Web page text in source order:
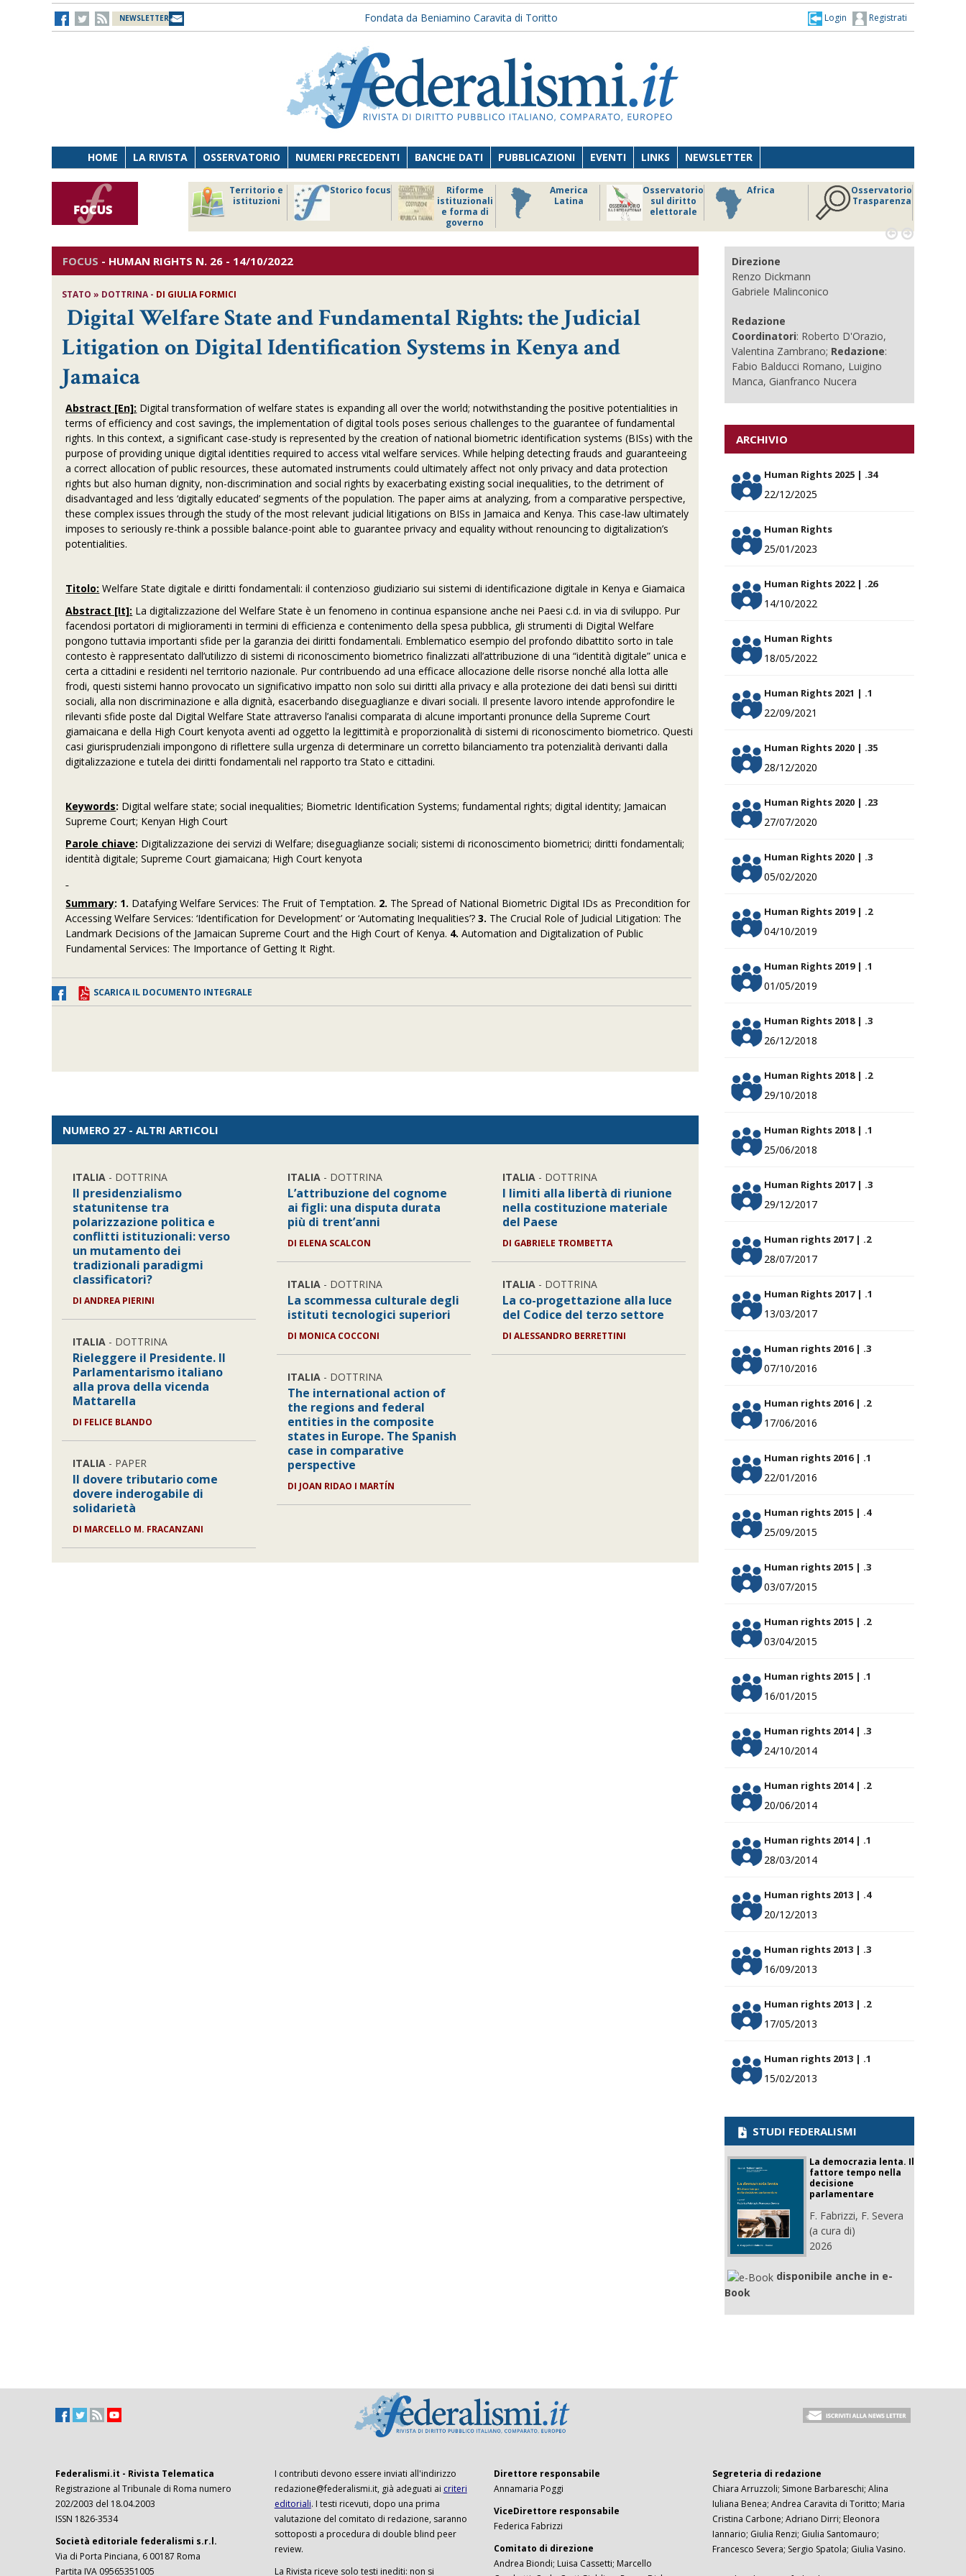
NEWSLETTER Fondata da Beniamino Caravita di Toritto Registrati
Login
HOME LA RIVISTA OSSERVATORIO NUMERI PRECEDENTI BANCHE DATI PUBBLICAZIONI EVENTI LINKS NEWSLETTER
Territorio e
istituzioni
Storico focus
Riforme
istituzionali
e forma di
governo
America
Latina
Osservatorio
sul diritto
elettorale
Africa
Osservatorio
Trasparenza
 
FOCUS - HUMAN RIGHTS N. 26 - 14/10/2022
STATO » DOTTRINA - DI GIULIA FORMICI
Digital Welfare State and Fundamental Rights: the Judicial
Litigation on Digital Identification Systems in Kenya and
Jamaica
Abstract [En]: Digital transformation of welfare states is expanding all over the world; notwithstanding the positive potentialities in
terms of efficiency and cost savings, the implementation of digital tools poses serious challenges to the guarantee of fundamental
rights. In this context, a significant case-study is represented by the creation of national biometric identification systems (BISs) with the
purpose of providing unique digital identities required to access vital welfare services. While helping detecting frauds and guaranteeing
a correct allocation of public resources, these automated instruments could ultimately affect not only privacy and data protection
rights but also human dignity, non-discrimination and social rights by exacerbating existing social inequalities, to the detriment of
disadvantaged and less ‘digitally educated’ segments of the population. The paper aims at analyzing, from a comparative perspective,
these complex issues through the study of the most relevant judicial litigations on BISs in Jamaica and Kenya. This case-law ultimately
imposes to seriously re-think a possible balance-point able to guarantee privacy and equality without renouncing to digitalization’s
potentialities.
Titolo: Welfare State digitale e diritti fondamentali: il contenzioso giudiziario sui sistemi di identificazione digitale in Kenya e Giamaica
Abstract [It]: La digitalizzazione del Welfare State è un fenomeno in continua espansione anche nei Paesi c.d. in via di sviluppo. Pur
facendosi portatori di miglioramenti in termini di efficienza e contenimento della spesa pubblica, gli strumenti di Digital Welfare
pongono tuttavia importanti sfide per la garanzia dei diritti fondamentali. Emblematico esempio del profondo dibattito sorto in tale
contesto è rappresentato dall’utilizzo di sistemi di riconoscimento biometrico finalizzati all’attribuzione di una “identità digitale” unica e
certa a cittadini e residenti nel territorio nazionale. Pur contribuendo ad una efficace allocazione delle risorse nonché alla lotta alle
frodi, questi sistemi hanno provocato un significativo impatto non solo sui diritti alla privacy e alla protezione dei dati bensì sui diritti
sociali, alla non discriminazione e alla dignità, esacerbando diseguaglianze e divari sociali. Il presente lavoro intende approfondire le
rilevanti sfide poste dal Digital Welfare State attraverso l’analisi comparata di alcune importanti pronunce della Supreme Court
giamaicana e della High Court kenyota aventi ad oggetto la legittimità e proporzionalità di sistemi di riconoscimento biometrico. Questi
casi giurisprudenziali impongono di riflettere sulla urgenza di determinare un corretto bilanciamento tra potenzialità derivanti dalla
digitalizzazione e tutela dei diritti fondamentali nel rapporto tra Stato e cittadini.
Keywords: Digital welfare state; social inequalities; Biometric Identification Systems; fundamental rights; digital identity; Jamaican
Supreme Court; Kenyan High Court
Parole chiave: Digitalizzazione dei servizi di Welfare; diseguaglianze sociali; sistemi di riconoscimento biometrici; diritti fondamentali;
identità digitale; Supreme Court giamaicana; High Court kenyota
Summary: 1. Datafying Welfare Services: The Fruit of Temptation. 2. The Spread of National Biometric Digital IDs as Precondition for
Accessing Welfare Services: ‘Identification for Development’ or ‘Automating Inequalities’?3. The Crucial Role of Judicial Litigation: The
Landmark Decisions of the Jamaican Supreme Court and the High Court of Kenya. 4.Automation and Digitalization of Public
Fundamental Services: The Importance of Getting It Right.
SCARICA IL DOCUMENTO INTEGRALE
NUMERO 27 - ALTRI ARTICOLI
ITALIA - DOTTRINA
Il presidenzialismo
statunitense tra
polarizzazione politica e
conflitti istituzionali: verso
un mutamento dei
tradizionali paradigmi
classificatori?
DIANDREA PIERINI
ITALIA - DOTTRINA
Rieleggere il Presidente. Il
Parlamentarismo italiano
alla prova della vicenda
Mattarella
DI FELICE BLANDO
ITALIA - PAPER
Il dovere tributario come
dovere inderogabile di
solidarietà
DI MARCELLO M. FRACANZANI
ITALIA - DOTTRINA
L’attribuzione del cognome
ai figli: una disputa durata
più di trent’anni
DI ELENA SCALCON
ITALIA - DOTTRINA
La scommessa culturale degli
istituti tecnologici superiori
DI MONICA COCCONI
ITALIA - DOTTRINA
The international action of
the regions and federal
entities in the composite
states in Europe. The Spanish
case in comparative
perspective
DI JOAN RIDAO I MARTÍN
ITALIA- DOTTRINA
I limiti alla libertà di riunione
nella costituzione materiale
del Paese
DI GABRIELE TROMBETTA
ITALIA- DOTTRINA
La co-progettazione alla luce
del Codice del terzo settore
DI ALESSANDRO BERRETTINI
Direzione
Renzo Dickmann
Gabriele Malinconico
Redazione
Coordinatori: Roberto D'Orazio,
Valentina Zambrano; Redazione:
Fabio Balducci Romano, Luigino
Manca, Gianfranco Nucera
ARCHIVIO
Human Rights 2025 | .34
22/12/2025
Human Rights
25/01/2023
Human Rights 2022 | .26
14/10/2022
Human Rights
18/05/2022
Human Rights 2021 | .1
22/09/2021
Human Rights 2020 | .35
28/12/2020
Human Rights 2020 | .23
27/07/2020
Human Rights 2020 | .3
05/02/2020
Human Rights 2019 | .2
04/10/2019
Human Rights 2019 | .1
01/05/2019
Human Rights 2018 | .3
26/12/2018
Human Rights 2018 | .2
29/10/2018
Human Rights 2018 | .1
25/06/2018
Human Rights 2017 | .3
29/12/2017
Human rights 2017 | .2
28/07/2017
Human Rights 2017 | .1
13/03/2017
Human rights 2016 | .3
07/10/2016
Human rights 2016 | .2
17/06/2016
Human rights 2016 | .1
22/01/2016
Human rights 2015 | .4
25/09/2015
Human rights 2015 | .3
03/07/2015
Human rights 2015 | .2
03/04/2015
Human rights 2015 | .1
16/01/2015
Human rights 2014 | .3
24/10/2014
Human rights 2014 | .2
20/06/2014
Human rights 2014 | .1
28/03/2014
Human rights 2013 | .4
20/12/2013
Human rights 2013 | .3
16/09/2013
Human rights 2013 | .2
17/05/2013
Human rights 2013 | .1
15/02/2013
STUDI FEDERALISMI
La democrazia lenta. Il
fattore tempo nella
decisione
parlamentare
F. Fabrizzi, F. Severa
(a cura di)
2026
disponibile anche in e-
Book
Federalismi.it - Rivista Telematica
Registrazione al Tribunale di Roma numero
202/2003 del 18.04.2003
ISSN 1826-3534
Società editoriale federalismi s.r.l.
Via di Porta Pinciana, 6 00187 Roma
Partita IVA 09565351005
I contributi devono essere inviati all'indirizzo
redazione@federalismi.it, già adeguati ai criteri
editoriali. I testi ricevuti, dopo una prima
valutazione del comitato di redazione, saranno
sottoposti a procedura di double blind peer
review.
La Rivista riceve solo testi inediti: non si
Direttore responsabile
Annamaria Poggi
ViceDirettore responsabile
Federica Fabrizzi
Comitato di direzione
Andrea Biondi; Luisa Cassetti; Marcello
Segreteria di redazione
Chiara Arruzzoli; Simone Barbareschi; Alina
Iuliana Benea; Andrea Caravita di Toritto; Maria
Cristina Carbone; Adriano Dirri; Eleonora
Iannario; Giulia Renzi; Giulia Santomauro;
Francesco Severa; Sergio Spatola; Giulia Vasino.